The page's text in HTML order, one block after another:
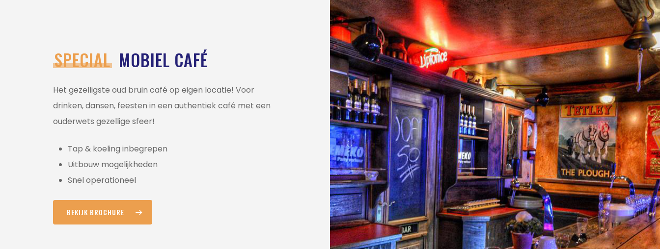
SPECIAL MOBIEL CAFÉ
Het gezelligste oud bruin café op eigen locatie! Voor
drinken, dansen, feesten in een authentiek café met een
ouderwets gezellige sfeer!
Tap & koeling inbegrepen
Uitbouw mogelijkheden
Snel operationeel
BEKIJK BROCHURE